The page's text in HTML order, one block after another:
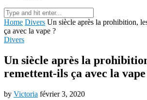
Home Divers Un siècle après la prohibition,
ça avec la vape ?
Divers
Un siècle après la
remettent-ils ça avec la vape
by Victoria février 3, 2020